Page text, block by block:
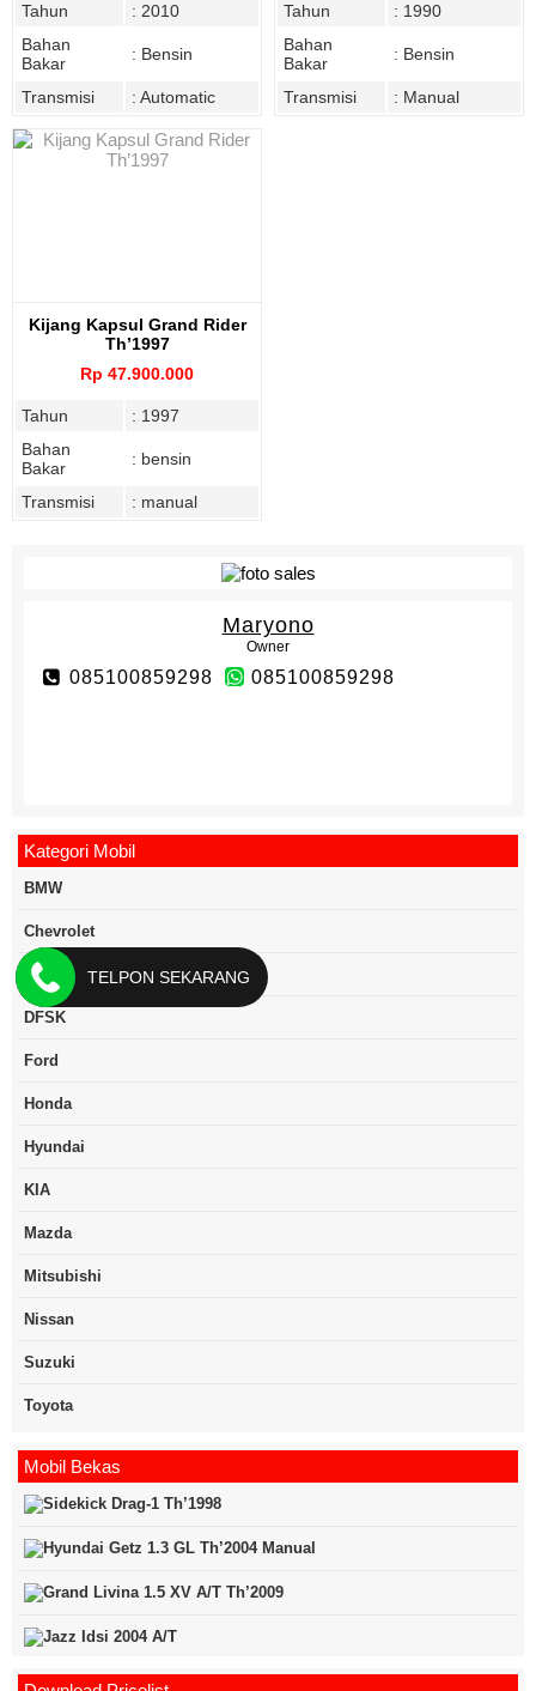
Tahun
: 2010
Bahan
Bakar
: Bensin
Transmisi : Automatic
Tahun
: 1990
Bahan
Bakar
: Bensin
Transmisi : Manual
Kijang Kapsul Grand Rider
Th’1997
Rp 47.900.000
Tahun
: 1997
Bahan
Bakar
: bensin
Transmisi : manual
Maryono
Owner
085100859298 085100859298
Kategori Mobil
BMW
Chevrolet
Daihatsu
DFSK
Ford
Honda
Hyundai
KIA
Mazda
Mitsubishi
Nissan
Suzuki
Toyota
Mobil Bekas
TELPON SEKARANG